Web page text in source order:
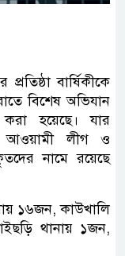
বার্ষিকীকে
বিশেষ অভিযান
হয়েছে। যার
আওয়ামী লীগ ও
নামে রয়েছে
১৬জন, কাউখালি
থানায় ১জন,